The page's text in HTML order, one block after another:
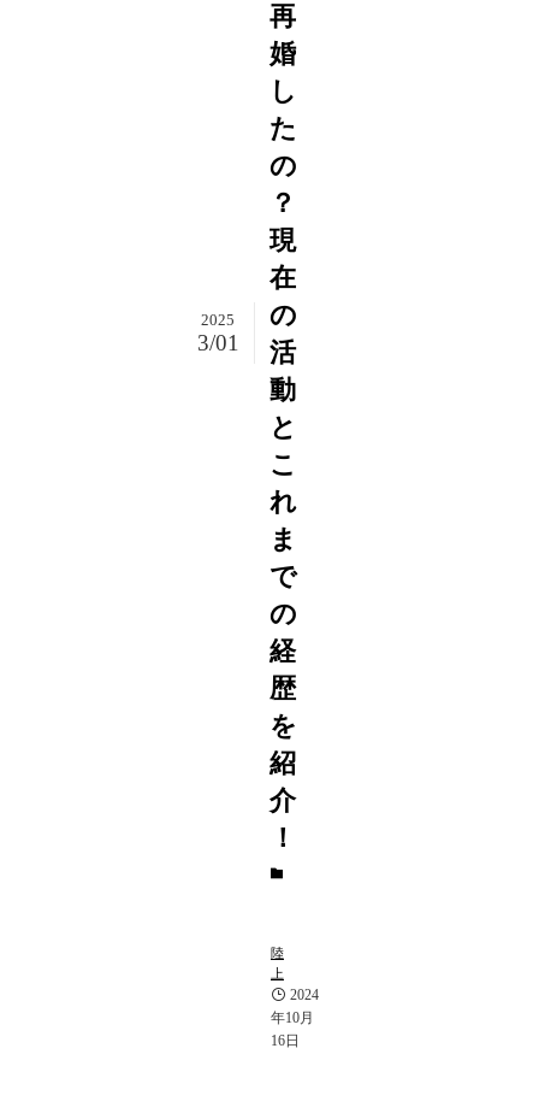
再
婚
し
た
の
？
現
在
の
活
動
と
こ
れ
ま
で
の
経
歴
を
紹
介
！
2025
3/01
陸
上
2024
年10月
16日